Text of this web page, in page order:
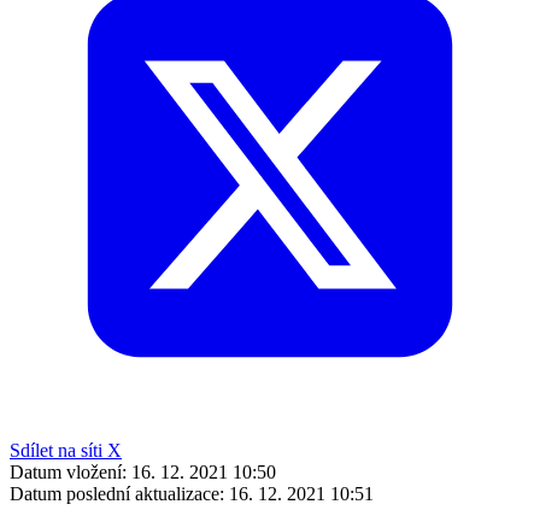
Sdílet na síti X
Datum vložení: 16. 12. 2021 10:50
Datum poslední aktualizace: 16. 12. 2021 10:51